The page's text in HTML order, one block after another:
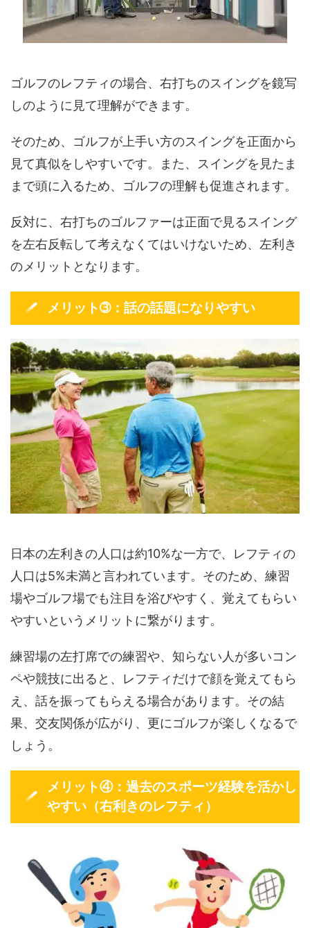
ゴルフのレフティの場合、右打ちのスイングを鏡写
しのように見て理解ができます。
そのため、ゴルフが上手い方のスイングを正面から
見て真似をしやすいです。また、スイングを見たま
まで頭に入るため、ゴルフの理解も促進されます。
反対に、右打ちのゴルファーは正面で見るスイング
を左右反転して考えなくてはいけないため、左利き
のメリットとなります。
メリット➂：話の話題になりやすい
日本の左利きの人口は約10%な一方で、レフティの
人口は5%未満と言われています。そのため、練習
場やゴルフ場でも注目を浴びやすく、覚えてもらい
やすいというメリットに繋がります。
練習場の左打席での練習や、知らない人が多いコン
ペや競技に出ると、レフティだけで顔を覚えてもら
え、話を振ってもらえる場合があります。その結
果、交友関係が広がり、更にゴルフが楽しくなるで
しょう。
メリット④：過去のスポーツ経験を活かし
やすい（右利きのレフティ）